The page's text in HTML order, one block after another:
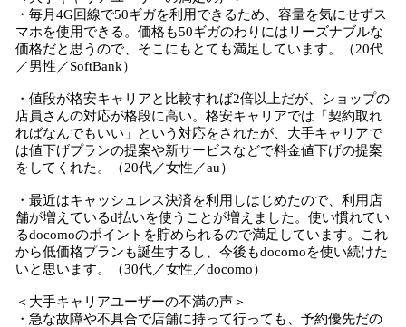
・毎月4G回線で50ギガを利用できるため、容量を気にせずス
マホを使用できる。価格も50ギガのわりにはリーズナブルな
価格だと思うので、そこにもとても満足しています。（20代
／男性／SoftBank）
・値段が格安キャリアと比較すれば2倍以上だが、ショップの
店員さんの対応が格段に高い。格安キャリアでは「契約取れ
ればなんでもいい」という対応をされたが、大手キャリアで
は値下げプランの提案や新サービスなどで料金値下げの提案
をしてくれた。（20代／女性／au）
・最近はキャッシュレス決済を利用しはじめたので、利用店
舗が増えているd払いを使うことが増えました。使い慣れてい
るdocomoのポイントを貯められるので満足しています。これ
から低価格プランも誕生するし、今後もdocomoを使い続けた
いと思います。（30代／女性／docomo）
＜大手キャリアユーザーの不満の声＞
・急な故障や不具合で店舗に持って行っても、予約優先だの